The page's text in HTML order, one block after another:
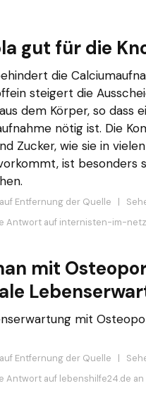
gut für die
die
steigert die
dem Körper, so dass
nötig ist. Die
Zucker, wie sie in
ist besonders
Entfernung der Quelle |
Antwort auf internisten-im-
mit
mit
Entfernung der Quelle |
Antwort auf lebenshilfe24.de an